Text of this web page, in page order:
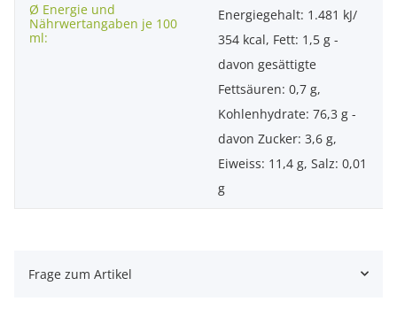
Ø Energie und
Nährwertangaben je 100
ml:
Energiegehalt: 1.481 kJ/
354 kcal, Fett: 1,5 g -
davon gesättigte
Fettsäuren: 0,7 g,
Kohlenhydrate: 76,3 g -
davon Zucker: 3,6 g,
Eiweiss: 11,4 g, Salz: 0,01
g
Frage zum Artikel